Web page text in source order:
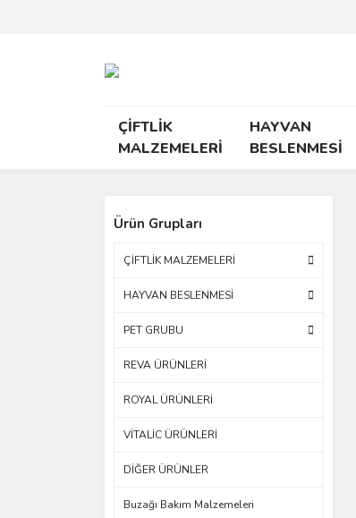
ÇİFTLİK
MALZEMELERİ
HAYVAN
BESLENMESİ
Ürün Grupları
ÇİFTLİK MALZEMELERİ
HAYVAN BESLENMESİ
PET GRUBU
REVA ÜRÜNLERİ
ROYAL ÜRÜNLERİ
VİTALİC ÜRÜNLERİ
DİĞER ÜRÜNLER
Buzağı Bakım Malzemeleri